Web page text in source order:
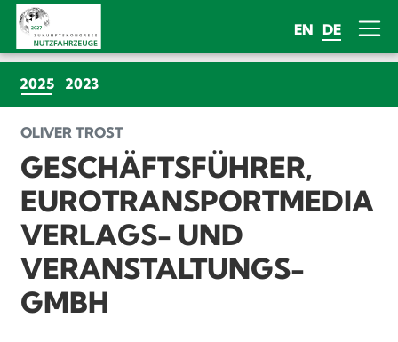
EN DE
2025(CURRENT)
2023
OLIVER TROST
GESCHÄFTSFÜHRER,
EUROTRANSPORTMEDIA
VERLAGS- UND
VERANSTALTUNGS-
GMBH